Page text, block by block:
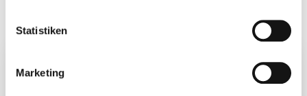
Statistiken
Marketing